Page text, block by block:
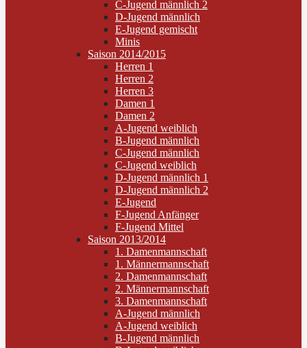
C-Jugend männlich 2
D-Jugend männlich
E-Jugend gemischt
Minis
Saison 2014/2015
Herren 1
Herren 2
Herren 3
Damen 1
Damen 2
A-Jugend weiblich
B-Jugend männlich
C-Jugend männlich
C-Jugend weiblich
D-Jugend männlich 1
D-Jugend männlich 2
E-Jugend
F-Jugend Anfänger
F-Jugend Mittel
Saison 2013/2014
1. Damenmannschaft
1. Männermannschaft
2. Damenmannschaft
2. Männermannschaft
3. Damenmannschaft
A-Jugend männlich
A-Jugend weiblich
B-Jugend männlich